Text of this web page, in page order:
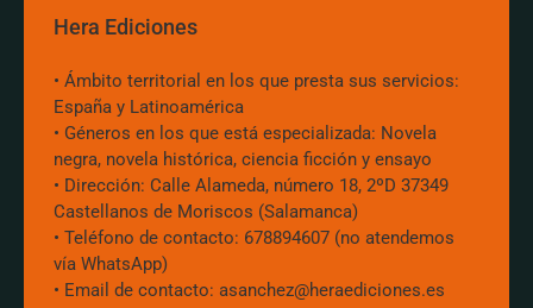
Hera Ediciones
• Ámbito territorial en los que presta sus servicios:
España y Latinoamérica
• Géneros en los que está especializada: Novela
negra, novela histórica, ciencia ficción y ensayo
• Dirección: Calle Alameda, número 18, 2ºD 37349
Castellanos de Moriscos (Salamanca)
• Teléfono de contacto: 678894607 (no atendemos
vía WhatsApp)
• Email de contacto: asanchez@heraediciones.es